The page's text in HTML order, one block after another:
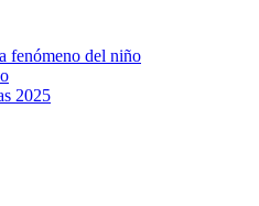
fenómeno del niño
2025